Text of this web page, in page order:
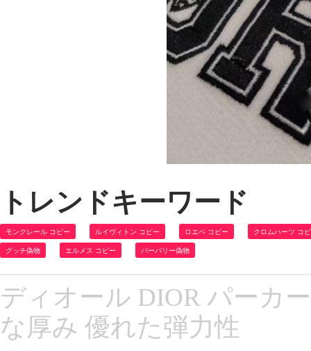
トレンドキーワード
モンクレール コピー ルイヴィトン コピー ロエベ コピー クロムハーツ コ
グッチ偽物 エルメス コピー バーバリー偽物
ディオール DIOR パーカ
な厚み 優れた弾力性